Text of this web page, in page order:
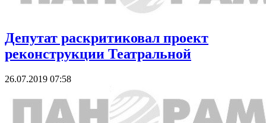
Депутат раскритиковал проект
реконструкции Театральной
26.07.2019 07:58